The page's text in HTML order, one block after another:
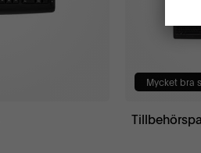
Mycket bra